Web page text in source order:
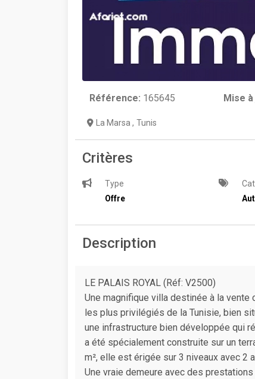
Référence: 165645 Mise
La Marsa , Tunis
Critères
Type
Offre
Description
LE PALAIS ROYAL (Réf: V2500)
Une magnifique villa destinée à la vente
les plus privilégiés de la Tunisie, bien
une infrastructure bien développée qui
a été spécialement construite sur un
m², elle est érigée sur 3 niveaux avec 2
Une vraie demeure avec des